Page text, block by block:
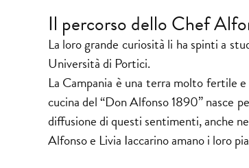
Il percorso dello Chef
La loro grande curiosità li ha spinti a
Università di Portici.
La Campania è una terra molto fertile
cucina del “Don Alfonso 1890” nasce
diffusione di questi sentimenti, anche
Alfonso e Livia Iaccarino amano i loro